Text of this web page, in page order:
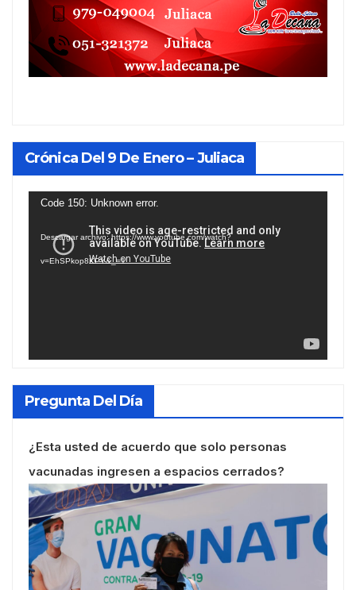
Crónica Del 9 De Enero – Juliaca
Reproductor
vídeo
Code 150: Unknown error.
Descargar archivo: https://www.youtube.com/watch?
v=EhSPkop8KPY&_=1
Pregunta Del Día
¿Esta usted de acuerdo que solo personas
vacunadas ingresen a espacios cerrados?